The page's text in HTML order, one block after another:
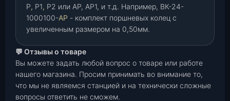
Р, Р1, Р2 или АР, АР1, и т.д. Например, ВК-24-
1000100-АР - комплект поршневых колец с
увеличенным размером на 0,50мм.
💬 Отзывы о товаре
Вы можете задать любой вопрос о товаре или работе
нашего магазина. Просим принимать во внимание то,
что мы не являемся станцией и на технически сложные
вопросы ответить не сможем.